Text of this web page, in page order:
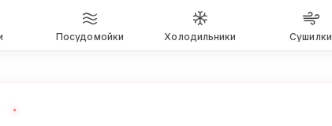
Посудомойки Холодильники Сушилки